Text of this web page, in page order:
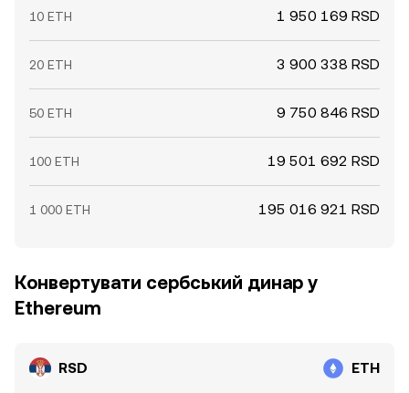
10 ETH 1 950 169 RSD
20 ETH 3 900 338 RSD
50 ETH 9 750 846 RSD
100 ETH 19 501 692 RSD
1 000 ETH 195 016 921 RSD
Конвертувати сербський динар у
Ethereum
RSD ETH